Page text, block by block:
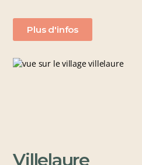
Plus d'infos
Villelaure